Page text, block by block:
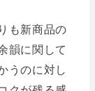
も新商品の
韻に関して
うのに対し